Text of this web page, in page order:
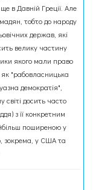
в Давній Греції. Але
тобто до народу
держав, які
велику частину
якого мали право
"рабовласницька
демократія",
світі досить часто
з її конкретним
поширеною у
зокрема, у США та